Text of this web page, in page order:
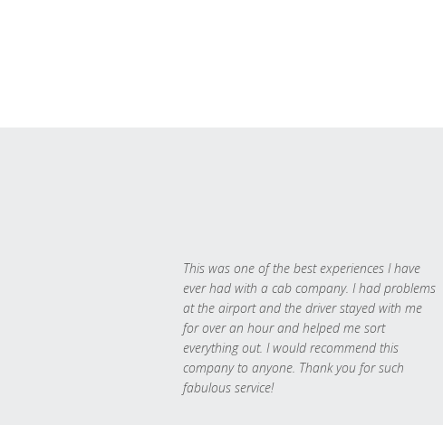
This was one of the best experiences I have
ever had with a cab company. I had problems
at the airport and the driver stayed with me
for over an hour and helped me sort
everything out. I would recommend this
company to anyone. Thank you for such
fabulous service!